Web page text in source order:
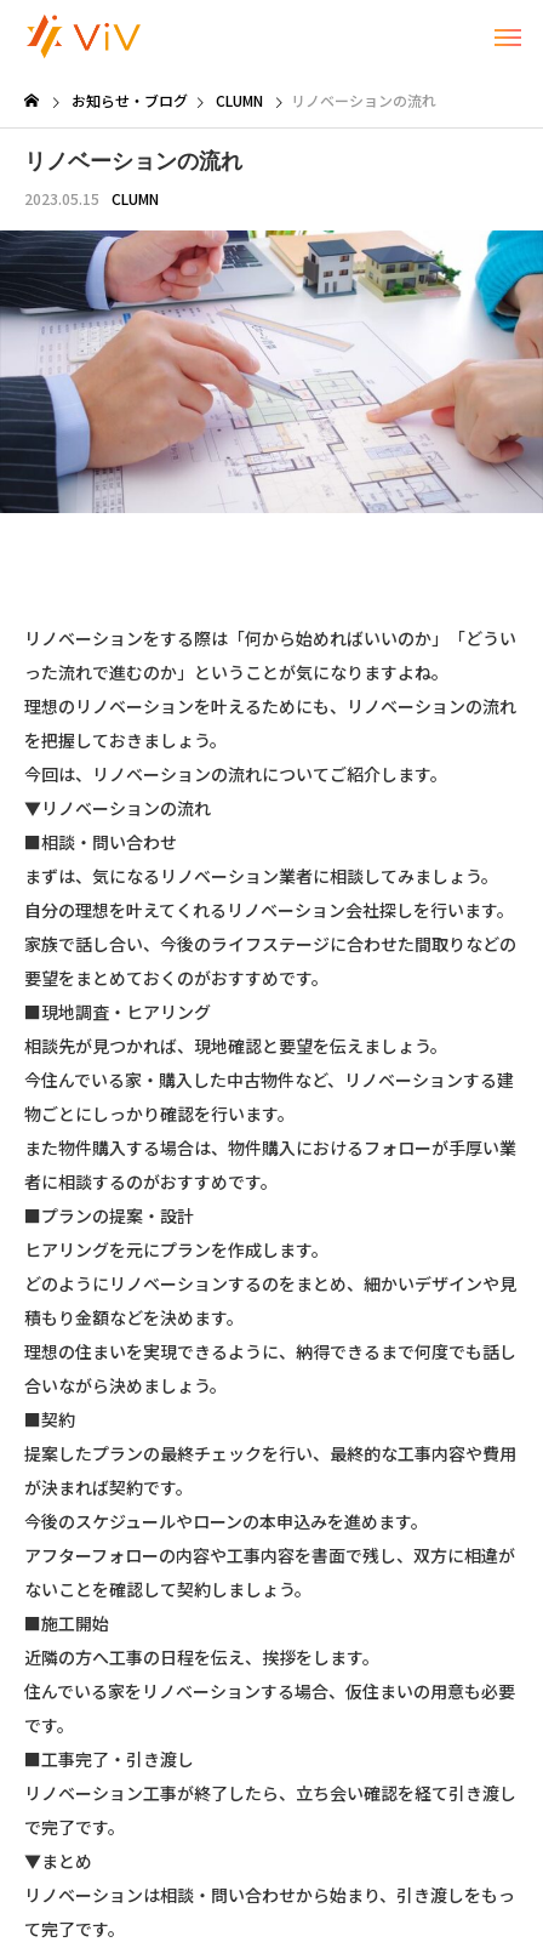
お知らせ・ブログ CLUMN リノベーションの流れ
リノベーションの流れ
2023.05.15 CLUMN
リノベーションをする際は「何から始めればいいのか」「どうい
った流れで進むのか」ということが気になりますよね。
理想のリノベーションを叶えるためにも、リノベーションの流れ
を把握しておきましょう。
今回は、リノベーションの流れについてご紹介します。
▼リノベーションの流れ
■相談・問い合わせ
まずは、気になるリノベーション業者に相談してみましょう。
自分の理想を叶えてくれるリノベーション会社探しを行います。
家族で話し合い、今後のライフステージに合わせた間取りなどの
要望をまとめておくのがおすすめです。
■現地調査・ヒアリング
相談先が見つかれば、現地確認と要望を伝えましょう。
今住んでいる家・購入した中古物件など、リノベーションする建
物ごとにしっかり確認を行います。
また物件購入する場合は、物件購入におけるフォローが手厚い業
者に相談するのがおすすめです。
■プランの提案・設計
ヒアリングを元にプランを作成します。
どのようにリノベーションするのをまとめ、細かいデザインや見
積もり金額などを決めます。
理想の住まいを実現できるように、納得できるまで何度でも話し
合いながら決めましょう。
■契約
提案したプランの最終チェックを行い、最終的な工事内容や費用
が決まれば契約です。
今後のスケジュールやローンの本申込みを進めます。
アフターフォローの内容や工事内容を書面で残し、双方に相違が
ないことを確認して契約しましょう。
■施工開始
近隣の方へ工事の日程を伝え、挨拶をします。
住んでいる家をリノベーションする場合、仮住まいの用意も必要
です。
■工事完了・引き渡し
リノベーション工事が終了したら、立ち会い確認を経て引き渡し
で完了です。
▼まとめ
リノベーションは相談・問い合わせから始まり、引き渡しをもっ
て完了です。